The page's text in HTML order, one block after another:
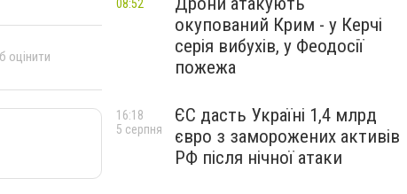
оцінити
окупований Крим - у Керчі
серія вибухів, у Феодосії
пожежа
08:52
ЄС дасть Україні 1,4 млрд
євро з заморожених активів
РФ після нічної атаки
16:18
5 серпня